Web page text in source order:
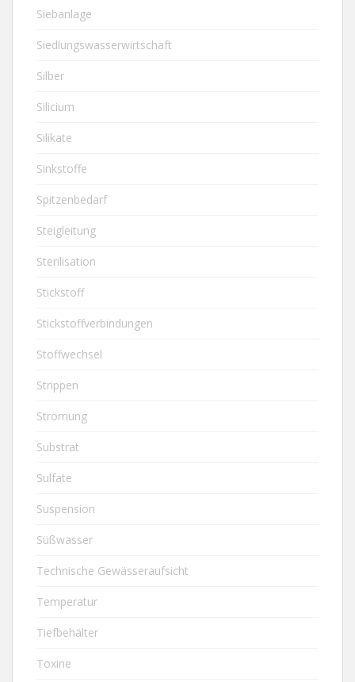
Siebanlage
Siedlungswasserwirtschaft
Silber
Silicium
Silikate
Sinkstoffe
Spitzenbedarf
Steigleitung
Sterilisation
Stickstoff
Stickstoffverbindungen
Stoffwechsel
Strippen
Strömung
Substrat
Sulfate
Suspension
Süßwasser
Technische Gewässeraufsicht
Temperatur
Tiefbehälter
Toxine